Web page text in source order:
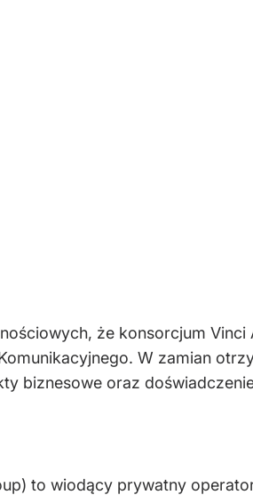
że konsorcjum
W zamian
biznesowe oraz
to wiodący prywatny